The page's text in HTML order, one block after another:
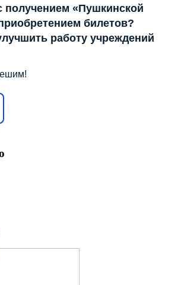
получением «Пушкинской
билетов?
работу учреждений